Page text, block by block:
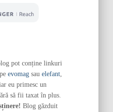
pot conține linkuri
evomagsau elefant,
eu primesc un
să fii taxat în plus.
Blog găzduit